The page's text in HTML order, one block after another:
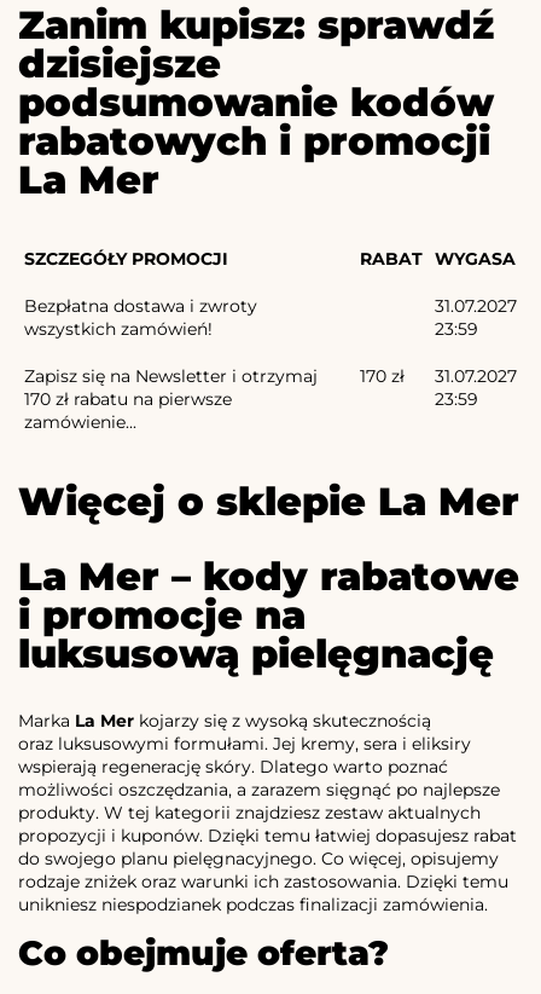
Zanim kupisz: sprawdź
dzisiejsze
podsumowanie kodów
rabatowych i promocji
La Mer
SZCZEGÓŁY PROMOCJI RABAT WYGASA
Bezpłatna dostawa i zwroty
wszystkich zamówień!
31.07.2027
23:59
Zapisz się na Newsletter i otrzymaj
170 zł rabatu na pierwsze
zamówienie...
170 zł
31.07.2027
23:59
Więcej o sklepie La Mer
La Mer – kody rabatowe
i promocje na
luksusową pielęgnację
Marka La Mer kojarzy się z wysoką skutecznością
oraz luksusowymi formułami. Jej kremy, sera i eliksiry
wspierają regenerację skóry. Dlatego warto poznać
możliwości oszczędzania, a zarazem sięgnąć po najlepsze
produkty. W tej kategorii znajdziesz zestaw aktualnych
propozycji i kuponów. Dzięki temu łatwiej dopasujesz rabat
do swojego planu pielęgnacyjnego. Co więcej, opisujemy
rodzaje zniżek oraz warunki ich zastosowania. Dzięki temu
unikniesz niespodzianek podczas finalizacji zamówienia.
Co obejmuje oferta?